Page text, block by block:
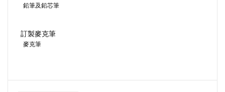
鉛筆及鉛芯筆
訂製麥克筆
麥克筆